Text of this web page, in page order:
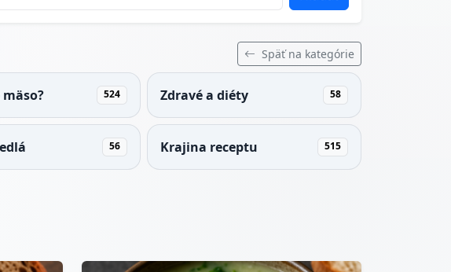
Späť na kategórie
524 Zdravé a diéty 58
56 Krajina receptu 515